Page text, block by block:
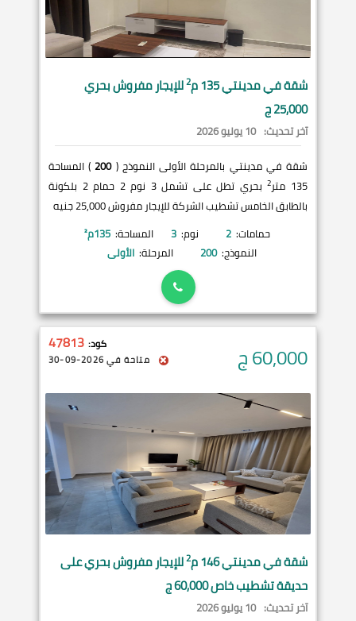
شقة فيمدينتي135 م 2للإيجار مفروش بحري
25,000 ج
آخر تحديث: 10 يوليو 2026
شقة في مدينتي بالمرحلة الأولى النموذج (200) المساحة
135 متر
2
بحري تطل على تشمل 3 نوم 2 حمام 2 بلكونة
بالطابق الخامس تشطيب الشركة للإيجار مفروش 25,000 جنيه
حمامات: 2 نوم: 3 المساحة: 135م²
النموذج: 200 المرحلة: الأولى
60,000ج كود: 47813
متاحة في 2026-09-30
شقة فيمدينتي146 م 2للإيجار مفروش بحري على
حديقة تشطيب خاص 60,000 ج
آخر تحديث: 10 يوليو 2026